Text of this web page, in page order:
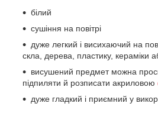
білий
сушіння на повітрі
дуже легкий і висихаючий на
скла, дерева, пластику, кераміки
висушений предмет можна
підпиляти й розписати акриловою
дуже гладкий і приємний у